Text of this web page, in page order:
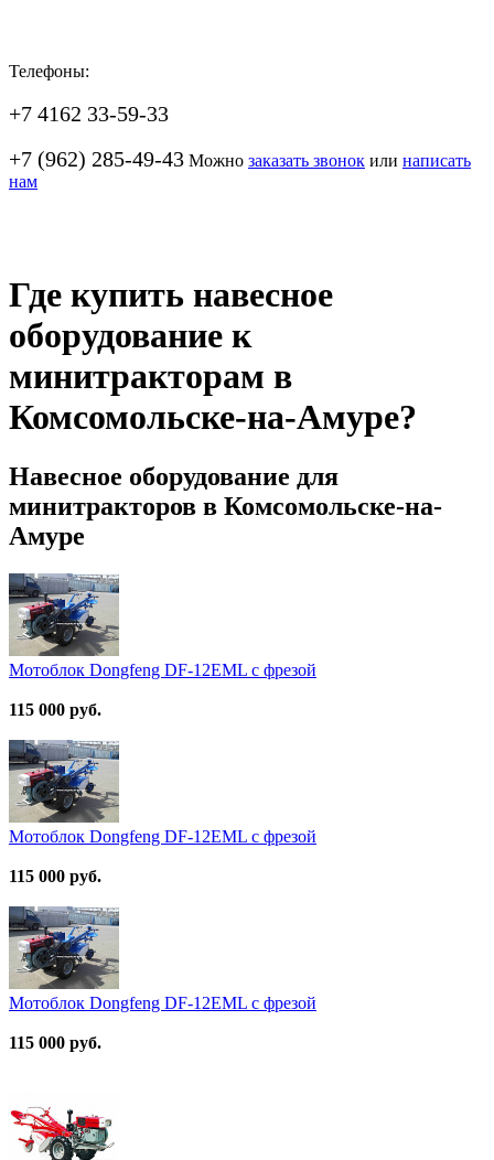
Телефоны:
+7 4162 33-59-33
+7 (962) 285-49-43 Можно заказать звонок или написать
нам
Где купить навесное
оборудование к
минитракторам в
Комсомольске-на-Амуре?
Навесное оборудование для
минитракторов в Комсомольске-на-
Амуре
Мотоблок Dongfeng DF-12EML с фрезой
115 000 руб.
Мотоблок Dongfeng DF-12EML с фрезой
115 000 руб.
Мотоблок Dongfeng DF-12EML с фрезой
115 000 руб.